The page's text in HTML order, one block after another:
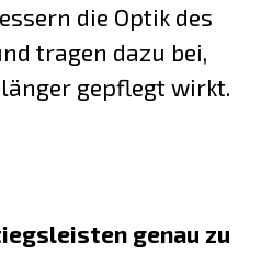
die Optik des
tragen dazu bei,
gepflegt wirkt.
genau zu